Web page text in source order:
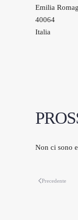
Emilia
40064
Italia
Non ci sono
Precedente